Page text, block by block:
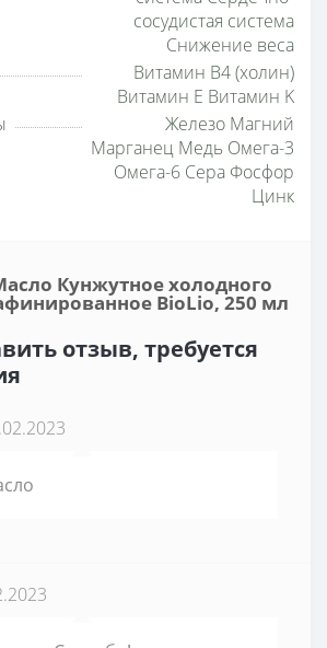
сосудистая система
Снижение веса
Витамин B4 (холин)
Витамин E Витамин K
Железо Магний
Марганец Медь Омега-3
Омега-6 Сера Фосфор
Цинк
Кунжутное холодного
BioLio, 250 мл
отзыв, требуется